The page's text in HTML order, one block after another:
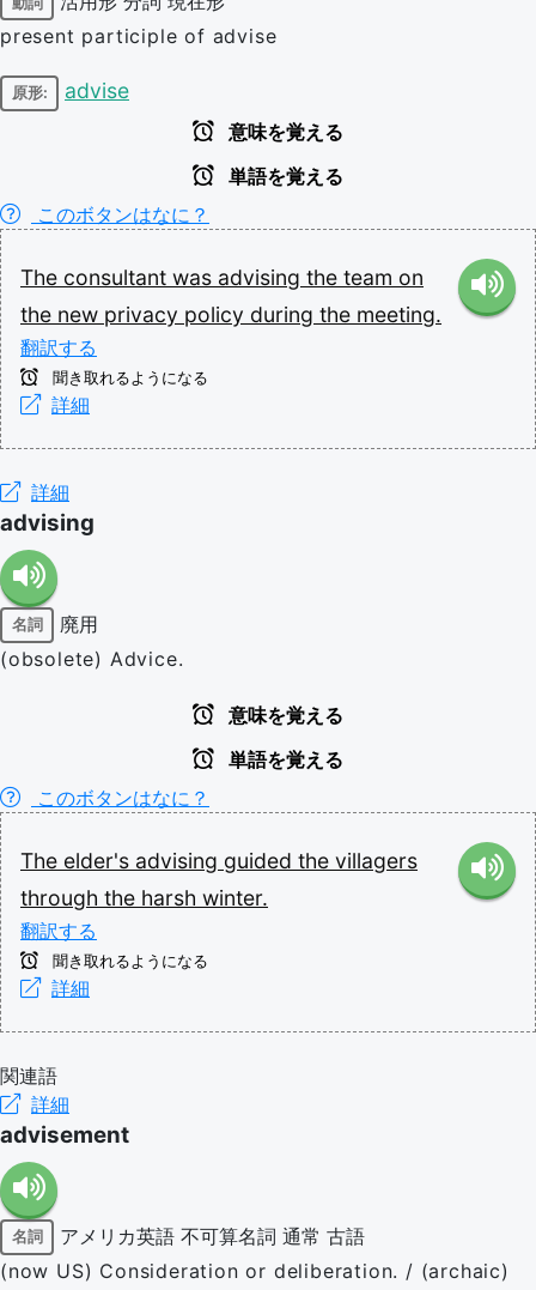
present participle of advise
原形: advise
意味を覚える
単語を覚える
このボタンはなに？
The consultant was advising the team on
the new privacy policy during the meeting.
翻訳する
聞き取れるようになる
詳細
詳細
advising
名詞
廃用
(obsolete) Advice.
意味を覚える
単語を覚える
このボタンはなに？
The elder's advising guided the villagers
through the harsh winter.
翻訳する
聞き取れるようになる
詳細
関連語
詳細
advisement
名詞 アメリカ英語 不可算名詞 通常 古語
(now US) Consideration or deliberation. / (archaic)